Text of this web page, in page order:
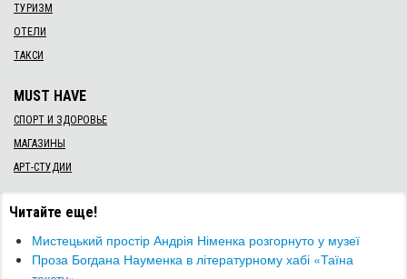
ТУРИЗМ
ОТЕЛИ
ТАКСИ
MUST HAVE
СПОРТ И ЗДОРОВЬЕ
МАГАЗИНЫ
АРТ-СТУДИИ
Читайте еще!
Мистецький простір Андрія Німенка розгорнуто у музеї
​Проза Богдана Науменка в літературному хабі «Таїна